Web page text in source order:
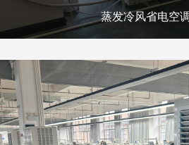
蒸发冷风省电空